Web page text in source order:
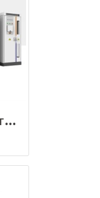
H
Ệ THỐNG LƯU TRỮ ĐIỆN SUNGROW ST101CP-50HV